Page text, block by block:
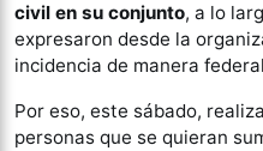
civil en su conjunto, a lo
expresaron desde la
incidencia de manera
Por eso, este sábado,
personas que se quieran